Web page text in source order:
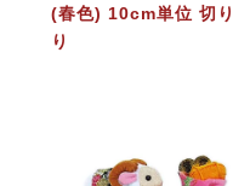
(春色) 10cm単位 切
り